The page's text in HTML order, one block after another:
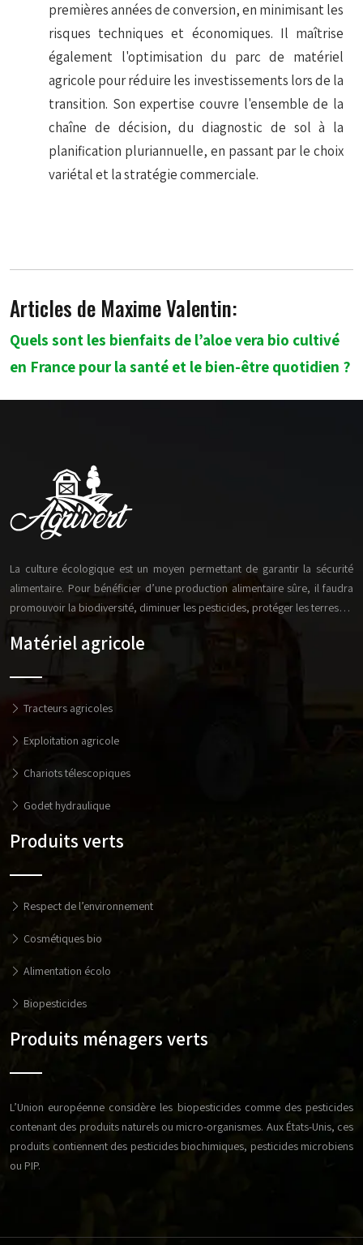
premières années de conversion, en minimisant les
risques techniques et économiques. Il maîtrise
également l'optimisation du parc de matériel
agricole pour réduire les investissements lors de la
transition. Son expertise couvre l'ensemble de la
chaîne de décision, du diagnostic de sol à la
planification pluriannuelle, en passant par le choix
variétal et la stratégie commerciale.
Articles de Maxime Valentin:
Quels sont les bienfaits de l’aloe vera bio cultivé
en France pour la santé et le bien-être quotidien ?
La culture écologique est un moyen permettant de garantir la sécurité
alimentaire. Pour bénéficier d’une production alimentaire sûre, il faudra
promouvoir la biodiversité, diminuer les pesticides, protéger les terres…
Matériel agricole
Tracteurs agricoles
Exploitation agricole
Chariots télescopiques
Godet hydraulique
Produits verts
Respect de l’environnement
Cosmétiques bio
Alimentation écolo
Biopesticides
Produits ménagers verts
L’Union européenne considère les biopesticides comme des pesticides
contenant des produits naturels ou micro-organismes. Aux États-Unis, ces
produits contiennent des pesticides biochimiques, pesticides microbiens
ou PIP.